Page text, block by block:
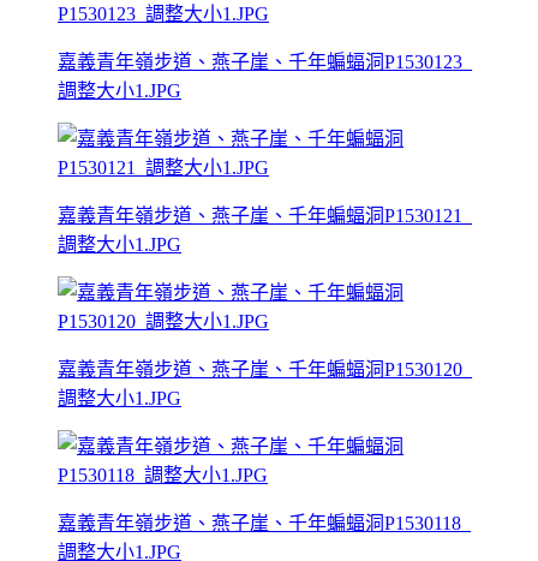
嘉義青年嶺步道、燕子崖、千年蝙蝠洞P1530123_
調整大小1.JPG
嘉義青年嶺步道、燕子崖、千年蝙蝠洞P1530121_
調整大小1.JPG
嘉義青年嶺步道、燕子崖、千年蝙蝠洞P1530120_
調整大小1.JPG
嘉義青年嶺步道、燕子崖、千年蝙蝠洞P1530118_
調整大小1.JPG